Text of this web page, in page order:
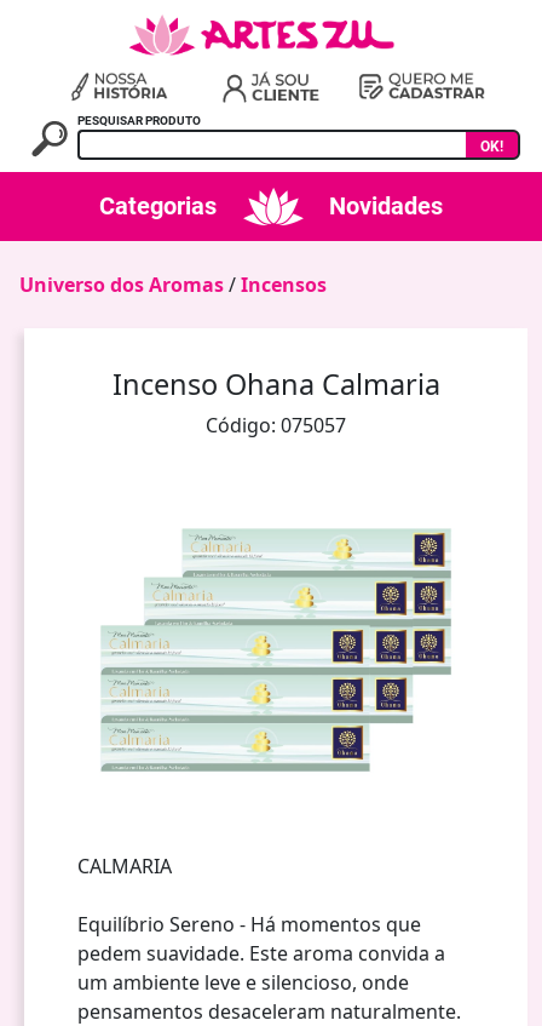
PESQUISAR PRODUTO
OK!
Categorias Novidades
Universo dos Aromas/Incensos
Incenso Ohana Calmaria
Código: 075057
CALMARIA
Equilíbrio Sereno - Há momentos que
pedem suavidade. Este aroma convida a
um ambiente leve e silencioso, onde
pensamentos desaceleram naturalmente.